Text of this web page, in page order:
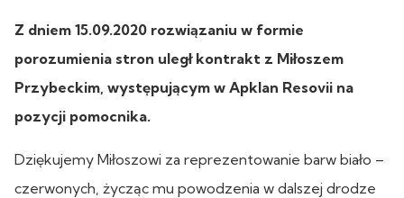
Z dniem 15.09.2020 rozwiązaniu w formie
porozumienia stron uległ kontrakt z Miłoszem
Przybeckim, występującym w Apklan Resovii na
pozycji pomocnika.
Dziękujemy Miłoszowi za reprezentowanie barw biało –
czerwonych, życząc mu powodzenia w dalszej drodze